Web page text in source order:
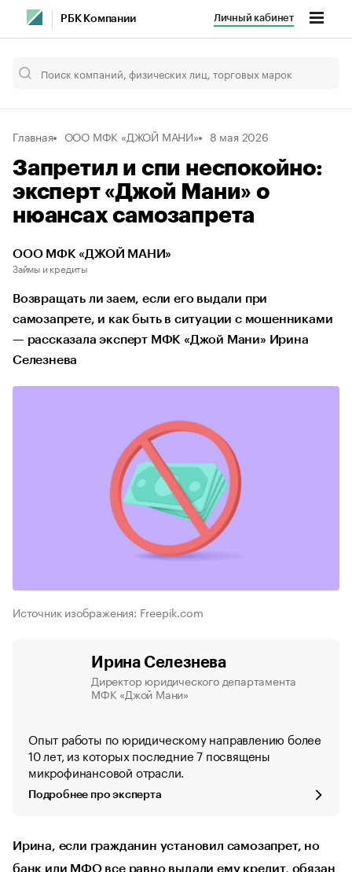
РБК Компании Личный кабинет
Главная ООО МФК «ДЖОЙ МАНИ» 8 мая 2026
Запретил и спи неспокойно:
эксперт «Джой Мани» о
нюансах самозапрета
ООО МФК «ДЖОЙ МАНИ»
Займы и кредиты
Возвращать ли заем, если его выдали при
самозапрете, и как быть в ситуации с мошенниками
— рассказала эксперт МФК «Джой Мани» Ирина
Селезнева
Источник изображения: Freepik.com
Ирина Селезнева
Директор юридического департамента
МФК «Джой Мани»
Опыт работы по юридическому направлению более
10 лет, из которых последние 7 посвящены
микрофинансовой отрасли.
Подробнее про эксперта
Ирина, если гражданин установил самозапрет, но
банк или МФО все равно выдали ему кредит, обязан